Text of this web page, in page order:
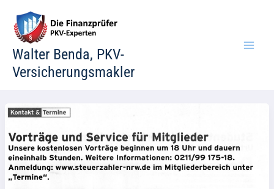
Inhalt
springen
Walter Benda, PKV-
Versicherungsmakler